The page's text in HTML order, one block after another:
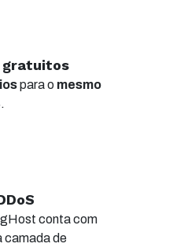
gratuitos
para o mesmo
conta com
camada de